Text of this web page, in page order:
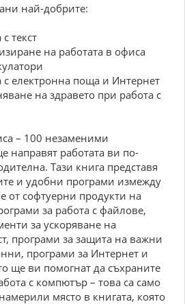
най-добрите:
текст
на работата в офиса
с електронна поща и Интернет
на здравето при работа с
– 100 незаменими
направят работата ви по-
Тази книга представя
и удобни програми измежду
от софтуерни продукти на
за работа с файлове,
за ускоряване на
програми за защита на важни
програми за Интернет и
ще ви помогнат да съхраните
с компютър – това са само
място в книгата, която